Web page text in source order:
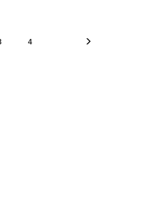
4